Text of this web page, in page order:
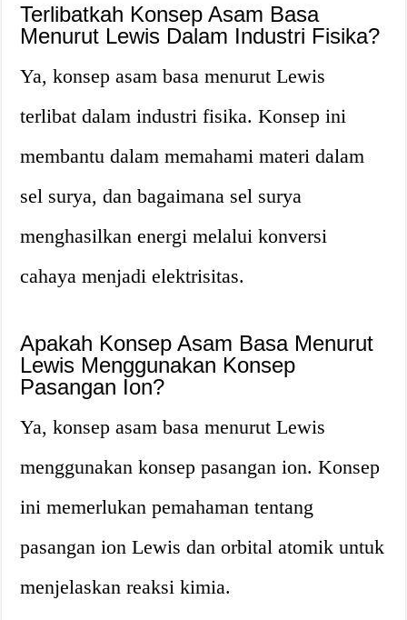
Terlibatkah Konsep Asam Basa
Menurut Lewis Dalam Industri Fisika?
Ya, konsep asam basa menurut Lewis
terlibat dalam industri fisika. Konsep ini
membantu dalam memahami materi dalam
sel surya, dan bagaimana sel surya
menghasilkan energi melalui konversi
cahaya menjadi elektrisitas.
Apakah Konsep Asam Basa Menurut
Lewis Menggunakan Konsep
Pasangan Ion?
Ya, konsep asam basa menurut Lewis
menggunakan konsep pasangan ion. Konsep
ini memerlukan pemahaman tentang
pasangan ion Lewis dan orbital atomik untuk
menjelaskan reaksi kimia.